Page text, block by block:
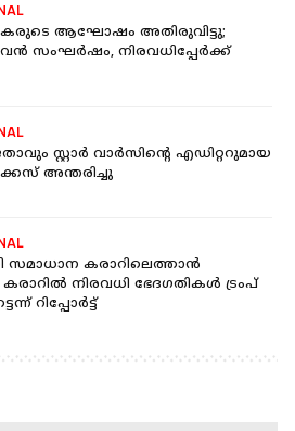
ആഘോഷം അതിരുവിട്ടു;
സംഘര്‍ഷം, നിരവധിപ്പേര്‍ക്ക്
സ്റ്റാർ വാർസിന്റെ എഡിറ്ററുമായ
അന്തരിച്ചു
സമാധാന കരാറിലെത്താൻ
കരാറിൽ നിരവധി ഭേദഗതികൾ ട്രംപ്
റിപ്പോർട്ട്